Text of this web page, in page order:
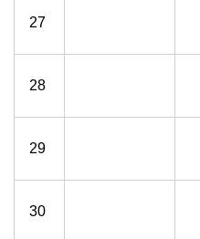
27
28
29
30